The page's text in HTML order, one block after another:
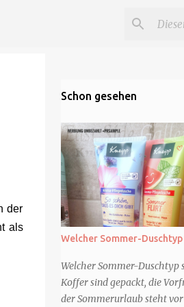
der
als
Schon gesehen
Welcher Sommer-Duschtyp
Welcher Sommer-Duschtyp
Koffer sind gepackt, die
der Sommerurlaub steht